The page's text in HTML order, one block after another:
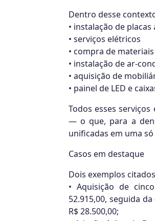
Dentro desse
• instalação de placas
• serviços elétricos
• compra de
• instalação de ar-
• aquisição de
• painel de LED e
Todos esses
— o que, para a
unificadas em uma
Casos em destaque
Dois exemplos
• Aquisição de
52.915,00, seguida
R$ 28.500,00;